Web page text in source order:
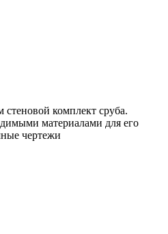
комплект сруба.
материалами для его
чертежи